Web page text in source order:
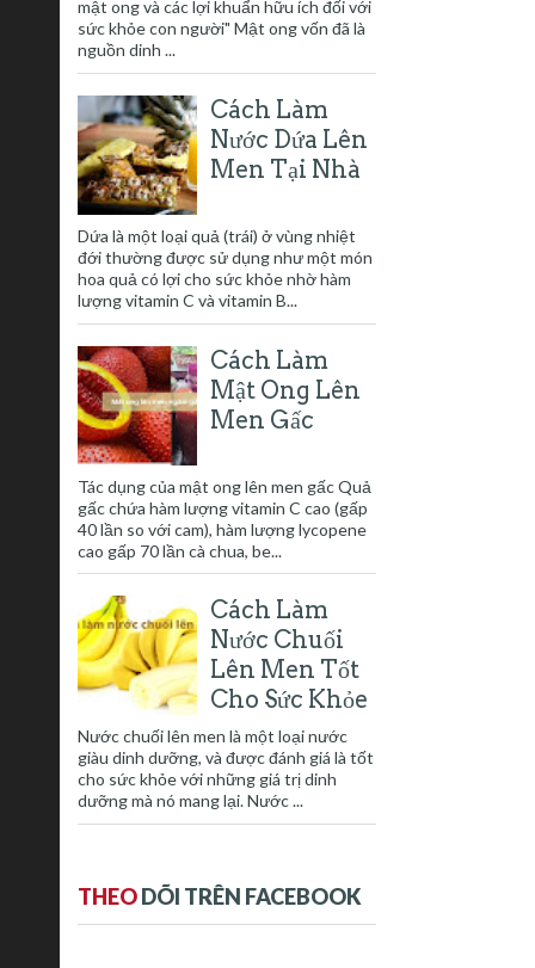
mật ong và các lợi khuẩn hữu ích đối với
sức khỏe con người" Mật ong vốn đã là
nguồn dinh ...
Cách Làm
Nước Dứa Lên
Men Tại Nhà
Dứa là một loại quả (trái) ở vùng nhiệt
đới thường được sử dụng như một món
hoa quả có lợi cho sức khỏe nhờ hàm
lượng vitamin C và vitamin B...
Cách Làm
Mật Ong Lên
Men Gấc
Tác dụng của mật ong lên men gấc Quả
gấc chứa hàm lượng vitamin C cao (gấp
40 lần so với cam), hàm lượng lycopene
cao gấp 70 lần cà chua, be...
Cách Làm
Nước Chuối
Lên Men Tốt
Cho Sức Khỏe
Nước chuối lên men là một loại nước
giàu dinh dưỡng, và được đánh giá là tốt
cho sức khỏe với những giá trị dinh
dưỡng mà nó mang lại. Nước ...
THEODÕI TRÊN FACEBOOK